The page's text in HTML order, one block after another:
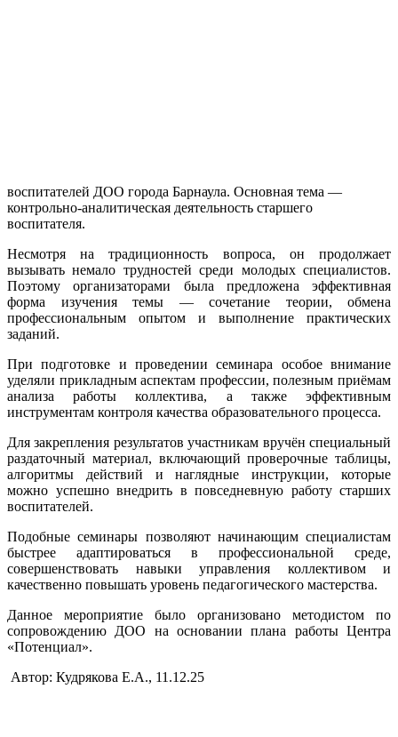
воспитателей ДОО города Барнаула. Основная тема —
контрольно-аналитическая деятельность старшего
воспитателя.
Несмотря на традиционность вопроса, он продолжает
вызывать немало трудностей среди молодых специалистов.
Поэтому организаторами была предложена эффективная
форма изучения темы — сочетание теории, обмена
профессиональным опытом и выполнение практических
заданий.
При подготовке и проведении семинара особое внимание
уделяли прикладным аспектам профессии, полезным приёмам
анализа работы коллектива, а также эффективным
инструментам контроля качества образовательного процесса.
Для закрепления результатов участникам вручён специальный
раздаточный материал, включающий проверочные таблицы,
алгоритмы действий и наглядные инструкции, которые
можно успешно внедрить в повседневную работу старших
воспитателей.
Подобные семинары позволяют начинающим специалистам
быстрее адаптироваться в профессиональной среде,
совершенствовать навыки управления коллективом и
качественно повышать уровень педагогического мастерства.
Данное мероприятие было организовано методистом по
сопровождению ДОО на основании плана работы Центра
«Потенциал».
Автор: Кудрякова Е.А., 11.12.25